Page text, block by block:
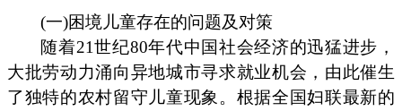
(一)困境儿童存在的问题及对策
随着21世纪80年代中国社会经济的迅猛进步，
大批劳动力涌向异地城市寻求就业机会，由此催生
了独特的农村留守儿童现象。根据全国妇联最新的